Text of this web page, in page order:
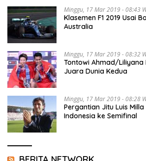
Minggu, 17 Mar 2019 - 08:43
Klasemen F1 2019 Usai
Australia
Minggu, 17 Mar 2019 - 08:32
Tontowi Ahmad/Liliyana
Juara Dunia Kedua
Minggu, 17 Mar 2019 - 08:28
Pergantian Jitu Luis
Indonesia ke Semifinal